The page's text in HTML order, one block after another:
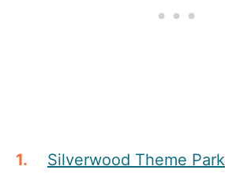
Silverwood Theme Park